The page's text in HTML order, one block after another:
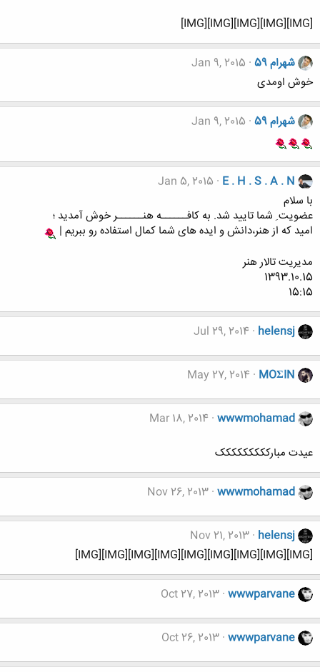
[IMG][IMG][IMG][IMG][IMG]
شهرام 59
Jan 9, 2015
خوش اومدی
شهرام 59 Jan 9, 2015
E . H . S . A . N
Jan 5, 2015
با سلام
عضویت ِ شما تایید شد. به کافــــــه هنــــــر خوش آمدید ؛
امید که از هنر،دانش و ایده های شما کمال استفاده رو ببریم |
مدیریت تالار هنر
1393.10.15
15:15
helensj
Jul 29, 2014
MOΣIN
May 27, 2014
wwwmohamad
Mar 18, 2014
عیدت مبارککککککککک
wwwmohamad
Nov 26, 2013
helensj
Nov 21, 2013
[IMG][IMG][IMG][IMG][IMG][IMG][IMG][IMG][IMG]
wwwparvane
Oct 27, 2013
wwwparvane
Oct 26, 2013